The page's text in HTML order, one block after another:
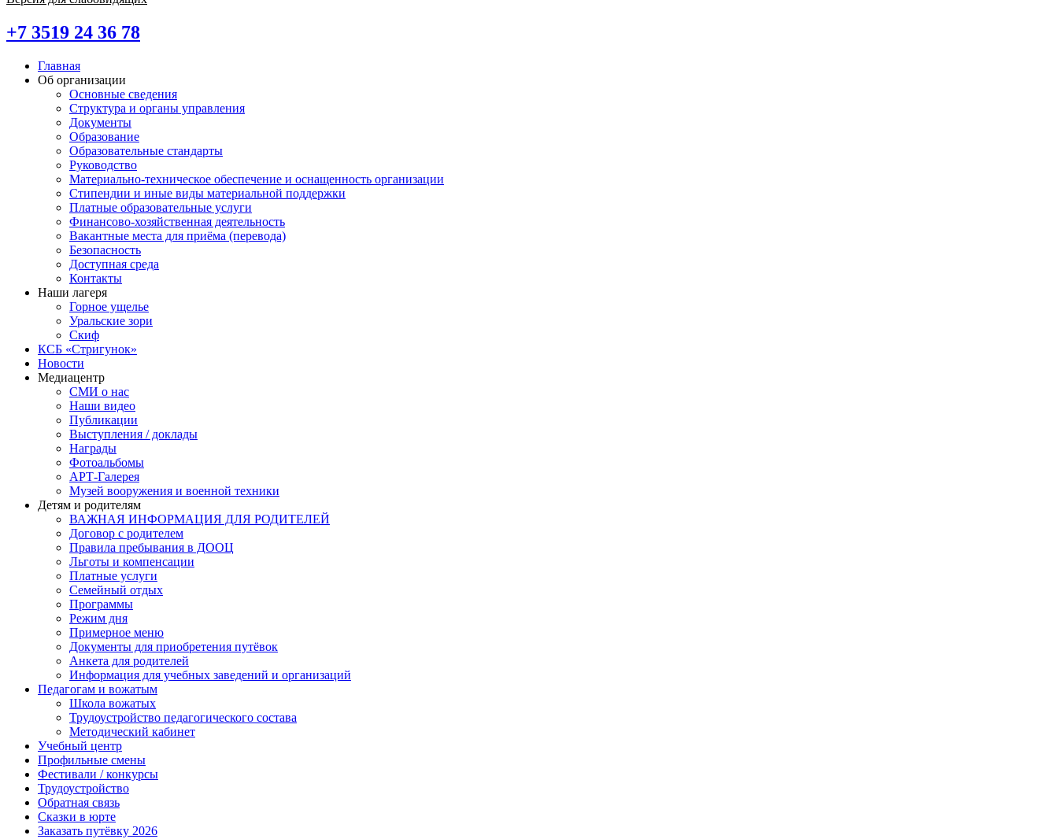
+7 3519 24 36 78
Главная
Об организации
Основные сведения
Структура и органы управления
Документы
Образование
Образовательные стандарты
Руководство
Материально-техническое обеспечение и оснащенность организации
Стипендии и иные виды материальной поддержки
Платные образовательные услуги
Финансово-хозяйственная деятельность
Вакантные места для приёма (перевода)
Безопасность
Доступная среда
Контакты
Наши лагеря
Горное ущелье
Уральские зори
Скиф
КСБ «Стригунок»
Новости
Медиацентр
СМИ о нас
Наши видео
Публикации
Выступления / доклады
Награды
Фотоальбомы
АРТ-Галерея
Музей вооружения и военной техники
Детям и родителям
ВАЖНАЯ ИНФОРМАЦИЯ ДЛЯ РОДИТЕЛЕЙ
Договор с родителем
Правила пребывания в ДООЦ
Льготы и компенсации
Платные услуги
Семейный отдых
Программы
Режим дня
Примерное меню
Документы для приобретения путёвок
Анкета для родителей
Информация для учебных заведений и организаций
Педагогам и вожатым
Школа вожатых
Трудоустройство педагогического состава
Методический кабинет
Учебный центр
Профильные смены
Фестивали / конкурсы
Трудоустройство
Обратная связь
Сказки в юрте
Заказать путёвку 2026